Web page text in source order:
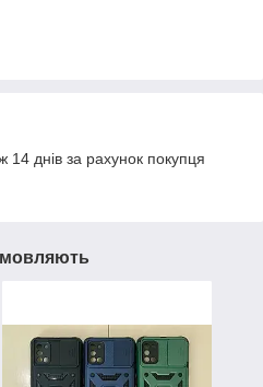
днів за рахунок покупця